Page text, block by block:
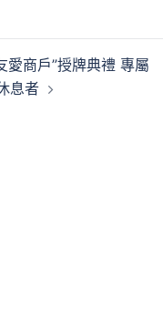
愛商戶”授牌典禮 專屬
息者